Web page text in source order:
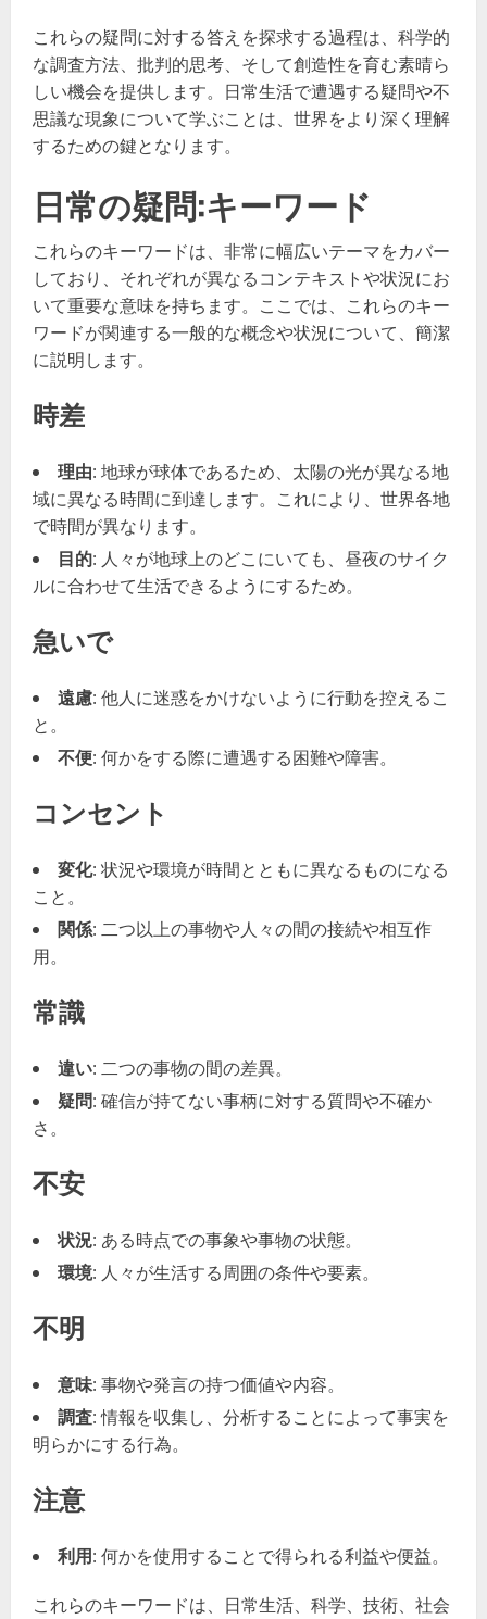
これらの疑問に対する答えを探求する過程は、科学的
な調査方法、批判的思考、そして創造性を育む素晴ら
しい機会を提供します。日常生活で遭遇する疑問や不
思議な現象について学ぶことは、世界をより深く理解
するための鍵となります。
日常の疑問:キーワード
これらのキーワードは、非常に幅広いテーマをカバー
しており、それぞれが異なるコンテキストや状況にお
いて重要な意味を持ちます。ここでは、これらのキー
ワードが関連する一般的な概念や状況について、簡潔
に説明します。
時差
理由: 地球が球体であるため、太陽の光が異なる地
域に異なる時間に到達します。これにより、世界各地
で時間が異なります。
目的: 人々が地球上のどこにいても、昼夜のサイク
ルに合わせて生活できるようにするため。
急いで
遠慮: 他人に迷惑をかけないように行動を控えるこ
と。
不便: 何かをする際に遭遇する困難や障害。
コンセント
変化: 状況や環境が時間とともに異なるものになる
こと。
関係: 二つ以上の事物や人々の間の接続や相互作
用。
常識
違い: 二つの事物の間の差異。
疑問: 確信が持てない事柄に対する質問や不確か
さ。
不安
状況: ある時点での事象や事物の状態。
環境: 人々が生活する周囲の条件や要素。
不明
意味: 事物や発言の持つ価値や内容。
調査: 情報を収集し、分析することによって事実を
明らかにする行為。
注意
利用: 何かを使用することで得られる利益や便益。
これらのキーワードは、日常生活、科学、技術、社会